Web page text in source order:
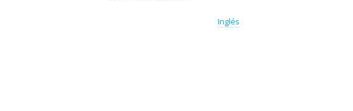
Inglés